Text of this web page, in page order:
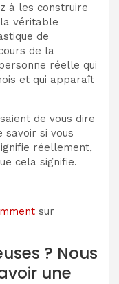
à les construire
véritable
de
de la
réelle qui
et qui apparaît
de vous dire
savoir si vous
réellement,
cela signifie.
sur
? Nous
une